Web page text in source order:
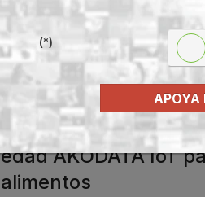
frentes: la transición
(PCA), control de
AKODATA IoT
(*)
APOYA